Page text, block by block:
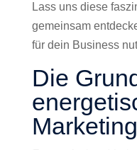
Lass uns diese
gemeinsam
für dein Business
Die